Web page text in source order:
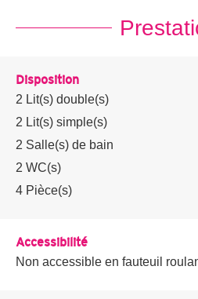
Disposition
2 Lit(s) double(s)
2 Lit(s) simple(s)
2 Salle(s) de bain
2 WC(s)
4 Pièce(s)
Accessibilité
Non accessible en fauteuil